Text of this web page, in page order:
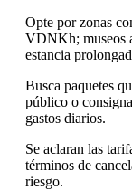
Opte por zonas
VDNKh; museos
estancia
Busca paquetes
público o
gastos diarios.
Se aclaran las
términos de
riesgo.